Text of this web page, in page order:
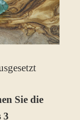
Sie die
3